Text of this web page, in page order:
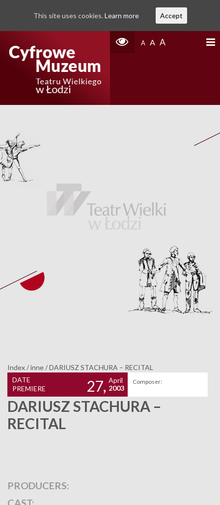
A A A
Index/inne/DARIUSZ STACHURA – RECITAL
DATE
PREMIERE
27, April
2003
Composer:
DARIUSZ STACHURA –
RECITAL
PRODUCERS:
CAST:
This site uses cookies. Learn more Accept